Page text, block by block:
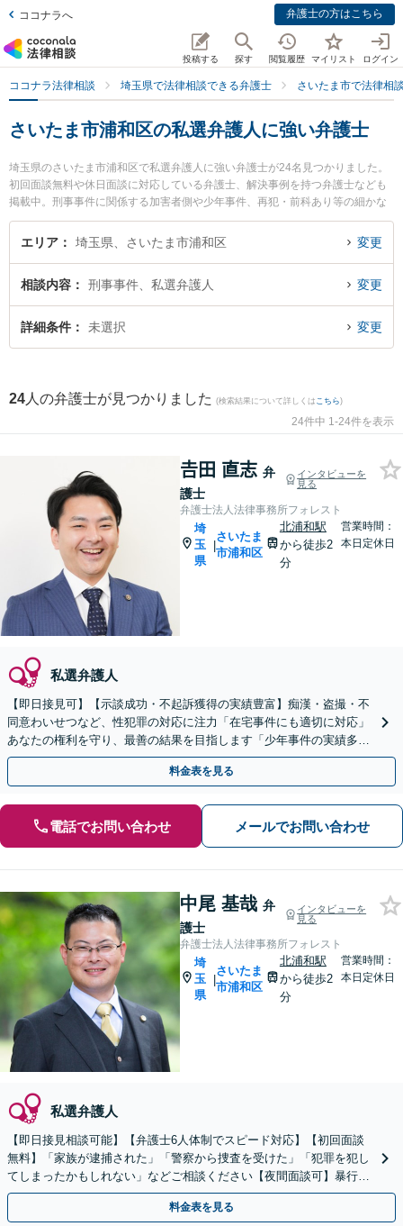
ココナラへ 弁護士の方はこちら
投稿する 探す 閲覧履歴 マイリスト ログイン
ココナラ法律相談 埼玉県で法律相談できる弁護士 さいたま市で法律相
さいたま市浦和区の私選弁護人に強い弁護士
埼玉県のさいたま市浦和区で私選弁護人に強い弁護士が24名見つかりました。
初回面談無料や休日面談に対応している弁護士、解決事例を持つ弁護士なども
掲載中。刑事事件に関係する加害者側や少年事件、再犯・前科あり等の細かな
分野での絞り込み検索もでき便利です。特に弁護士法人法律事務所フォレスト
の𠮷田 直志弁護士や弁護士法人法律事務所フォレストの中尾 基哉弁護士、ハレ
人のトラブルを今すぐに弁護士に相談したい』『私選弁護人のトラブル解決の
実績豊富な近くの弁護士を検索したい』『初回相談無料で私選弁護人を法律相
談できるさいたま市浦和区内の弁護士に相談予約したい』などでお困りの相談
エリア 埼玉県、さいたま市浦和区 変更
相談内容 刑事事件、私選弁護人 変更
詳細条件 未選択 変更
24 人の弁護士が見つかりました (検索結果について詳しくは こちら)
24件中 1-24件を表示
𠮷田 直志 弁
護士
インタビューを
見る
弁護士法人法律事務所フォレスト
埼
玉
県
|
さいたま
市浦和区
北浦和駅
から徒歩2
分
営業時間：
本日定休日
私選弁護人
【即日接見可】【示談成功・不起訴獲得の実績豊富】痴漢・盗撮・不
同意わいせつなど、性犯罪の対応に注力「在宅事件にも適切に対応」
あなたの権利を守り、最善の結果を目指します「少年事件の実績多数
／少年の特性を考慮した適切な対応」【夜間相談可】
料金表を見る
電話でお問い合わせ メールでお問い合わせ
中尾 基哉 弁
護士
インタビューを
見る
弁護士法人法律事務所フォレスト
埼
玉
県
|
さいたま
市浦和区
北浦和駅
から徒歩2
分
営業時間：
本日定休日
私選弁護人
【即日接見相談可能】【弁護士6人体制でスピード対応】【初回面談
無料】「家族が逮捕された」「警察から捜査を受けた」「犯罪を犯し
てしまったかもしれない」などご相談ください【夜間面談可】暴行／
傷害罪／窃盗罪／性犯罪など経験多数
料金表を見る